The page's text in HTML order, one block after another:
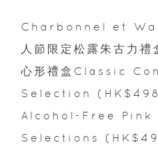
Charbonnel et
人節限定松露朱古力
心形禮盒Classic
Selection
Alcohol-Free Pink
Selections